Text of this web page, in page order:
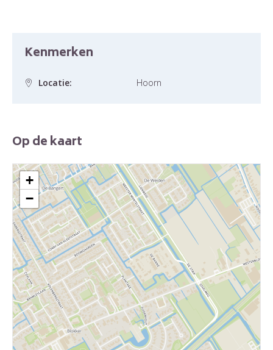
Kenmerken
Locatie: Hoorn
Op de kaart
+
−